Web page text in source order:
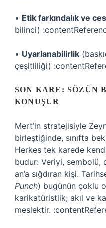
• Etik farkındalık ve
bilinci)
• Uyarlanabilirlik
çeşitliliği)
SON KARE: SÖZÜN
KONUŞUR
Mert’in stratejisiyle
birleştiğinde, sınıfta
Herkes tek karede
budur: Veriyi,
an’a sığdıran kişi.
Punch) bugünün çoklu
karikatüristlik; akıl ve
meslektir.